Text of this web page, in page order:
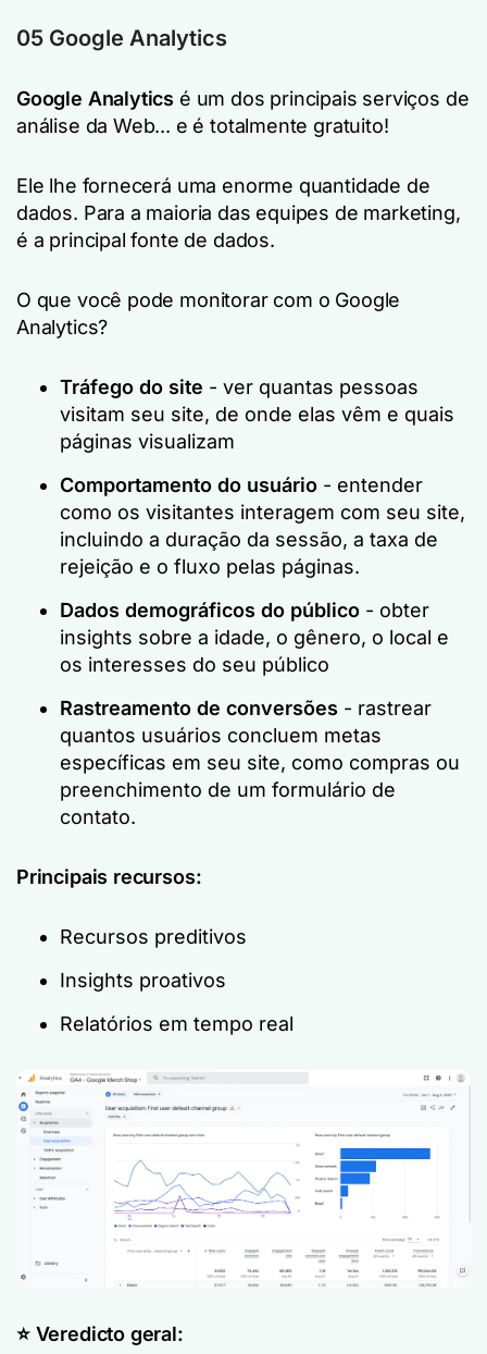
05 Google Analytics
Google Analytics é um dos principais serviços de
análise da Web... e é totalmente gratuito!
Ele lhe fornecerá uma enorme quantidade de
dados. Para a maioria das equipes de marketing,
é a principal fonte de dados.
O que você pode monitorar com o Google
Analytics?
Tráfego do site - ver quantas pessoas
visitam seu site, de onde elas vêm e quais
páginas visualizam
Comportamento do usuário - entender
como os visitantes interagem com seu site,
incluindo a duração da sessão, a taxa de
rejeição e o fluxo pelas páginas.
Dados demográficos do público - obter
insights sobre a idade, o gênero, o local e
os interesses do seu público
Rastreamento de conversões - rastrear
quantos usuários concluem metas
específicas em seu site, como compras ou
preenchimento de um formulário de
contato.
Principais recursos:
Recursos preditivos
Insights proativos
Relatórios em tempo real
⭐️ Veredicto geral: